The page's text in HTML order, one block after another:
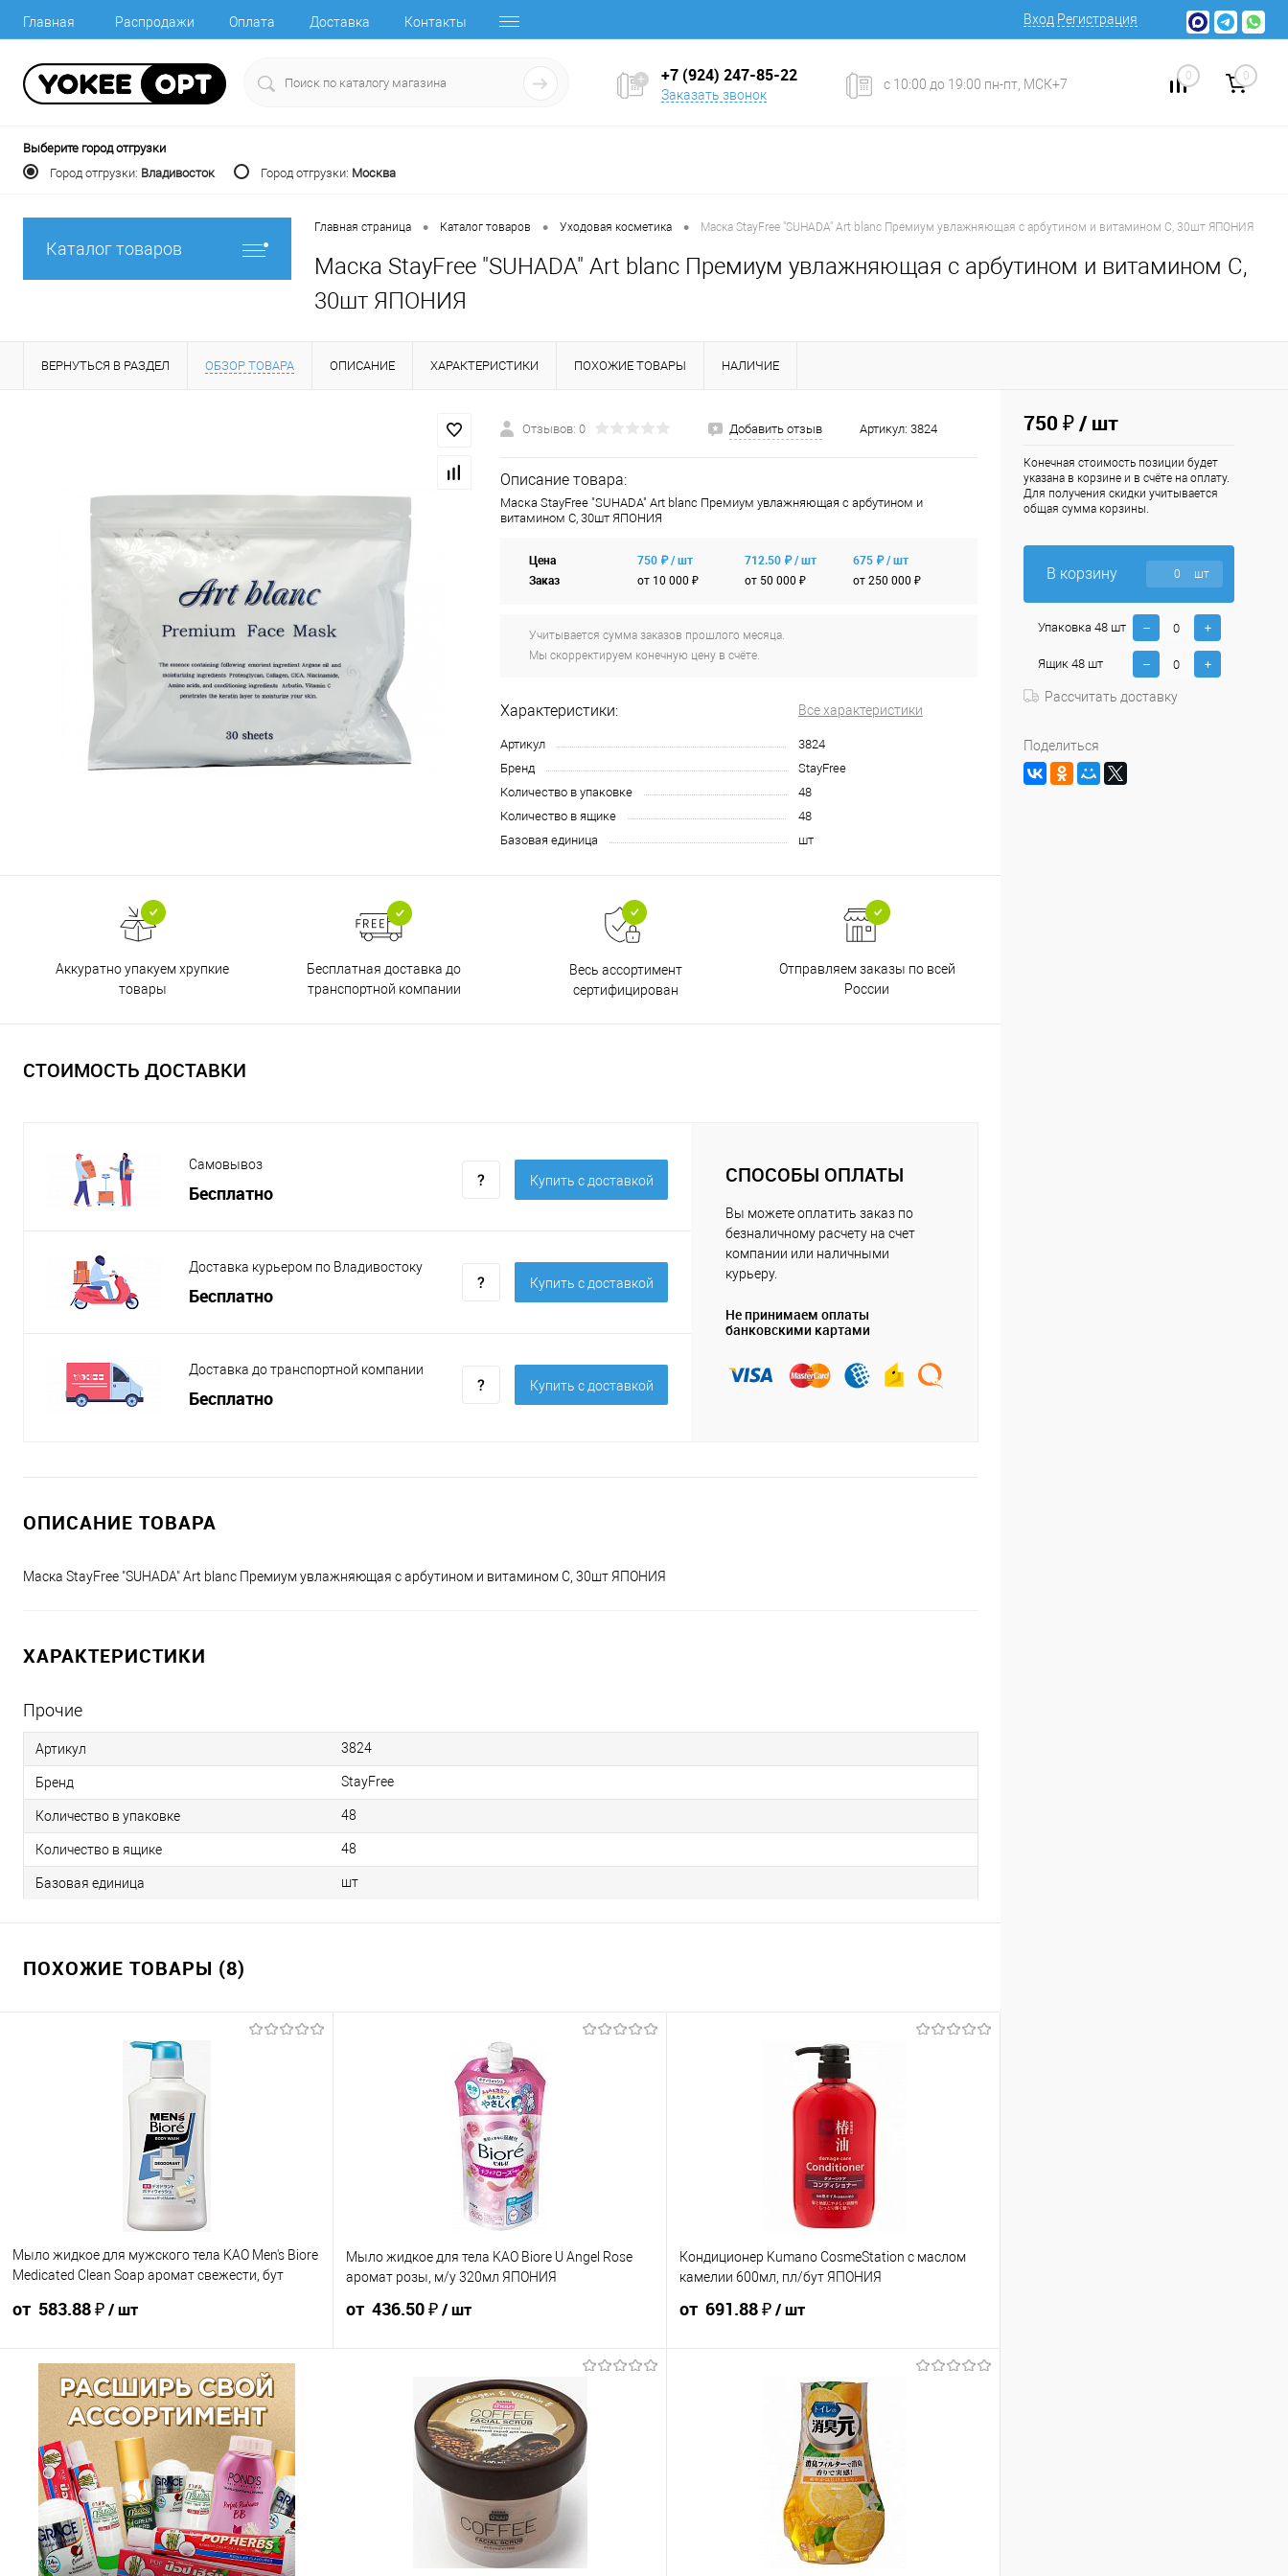
Главная Распродажи Оплата Доставка Контакты Вход Регистрация
+7 (924) 247-85-22
Заказать звонок
с 10:00 до 19:00 пн-пт, МСК+7
0 0
Выберите город отгрузки
Город отгрузки: Владивосток Город отгрузки: Москва
Каталог товаров
Главная страница • Каталог товаров • Уходовая косметика • Маска StayFree "SUHADA" Art blanc Премиум увлажняющая с арбутином и витамином С, 30шт ЯПОНИЯ
Маска StayFree "SUHADA" Art blanc Премиум увлажняющая с арбутином и витамином С,
30шт ЯПОНИЯ
ВЕРНУТЬСЯ В РАЗДЕЛ ОБЗОР ТОВАРА ОПИСАНИЕ ХАРАКТЕРИСТИКИ ПОХОЖИЕ ТОВАРЫ НАЛИЧИЕ
Отзывов: 0 Добавить отзыв Артикул: 3824
Описание товара:
Маска StayFree "SUHADA" Art blanc Премиум увлажняющая с арбутином и
витамином С, 30шт ЯПОНИЯ
Цена
Заказ
750 ₽ / шт
от 10 000 ₽
712.50 ₽ / шт
от 50 000 ₽
675 ₽ / шт
от 250 000 ₽
Учитывается сумма заказов прошлого месяца.
Мы скорректируем конечную цену в счёте.
Характеристики: Все характеристики
Артикул
3824
Бренд
StayFree
Количество в упаковке
48
Количество в ящике
48
Базовая единица
шт
Аккуратно упакуем хрупкие
товары
Бесплатная доставка до
транспортной компании
Весь ассортимент
сертифицирован
Отправляем заказы по всей
России
СТОИМОСТЬ ДОСТАВКИ
Самовывоз
Бесплатно
Купить c доставкой
Доставка курьером по Владивостоку
Бесплатно
Купить c доставкой
Доставка до транспортной компании
Бесплатно
Купить c доставкой
СПОСОБЫ ОПЛАТЫ
Вы можете оплатить заказ по
безналичному расчету на счет
компании или наличными
курьеру.
Не принимаем оплаты
банковскими картами
ОПИСАНИЕ ТОВАРА
Маска StayFree "SUHADA" Art blanc Премиум увлажняющая с арбутином и витамином С, 30шт ЯПОНИЯ
ХАРАКТЕРИСТИКИ
Прочие
Артикул 3824
Бренд StayFree
Количество в упаковке 48
Количество в ящике 48
Базовая единица шт
ПОХОЖИЕ ТОВАРЫ (8)
Мыло жидкое для мужского тела KAO Men's Biore
Medicated Clean Soap аромат свежести, бут
от 583.88 ₽/ шт
648.75 ₽ / шт
от 10 000 ₽
616.31 ₽ / шт
от 50 000 ₽
583.88 ₽ / шт
от 250 000 ₽
Конечная стоимость позиции будет указана в корзине и
в счёте на оплату.
Для получения скидки учитывается общая сумма
корзины.
В корзину шт
Мыло жидкое для тела KAO Biore U Angel Rose
аромат розы, м/у 320мл ЯПОНИЯ
от 436.50 ₽/ шт
460.75 ₽ / шт
от 50 000 ₽
от 250 000 ₽
Конечная стоимость позиции будет указана в корзине и
в счёте на оплату.
Для получения скидки учитывается общая сумма
Кондиционер Kumano CosmeStation с маслом
камелии 600мл, пл/бут ЯПОНИЯ
от 691.88 ₽/ шт
730.31 ₽ / шт
от 50 000 ₽
Конечная стоимость позиции будет указана в корзине и
Для получения скидки учитывается общая сумма
750 ₽/ шт
Конечная стоимость позиции будет
указана в корзине и в счёте на оплату.
Для получения скидки учитывается
общая сумма корзины.
В корзину шт
Упаковка 48 шт
Ящик 48 шт
Рассчитать доставку
Поделиться